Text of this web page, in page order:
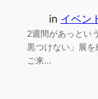
in イベン
2週間があっとい
黒つけない」展
ご来…